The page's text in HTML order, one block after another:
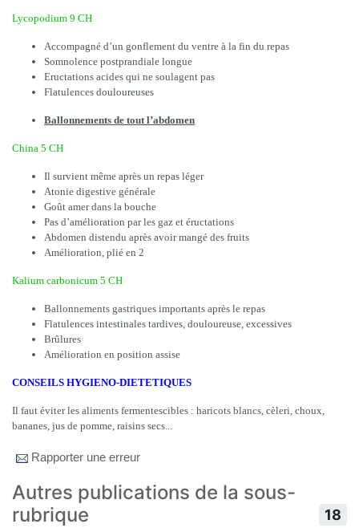
Lycopodium 9 CH
Accompagné d’un gonflement du ventre à la fin du repas
Somnolence postprandiale longue
Eructations acides qui ne soulagent pas
Flatulences douloureuses
Ballonnements de tout l’abdomen
China 5 CH
Il survient même après un repas léger
Atonie digestive générale
Goût amer dans la bouche
Pas d’amélioration par les gaz et éructations
Abdomen distendu après avoir mangé des fruits
Amélioration, plié en 2
Kalium carbonicum 5 CH
Ballonnements gastriques importants après le repas
Flatulences intestinales tardives, douloureuse, excessives
Brûlures
Amélioration en position assise
CONSEILS HYGIENO-DIETETIQUES
Il faut éviter les aliments fermentescibles : haricots blancs, cèleri, choux,
bananes, jus de pomme, raisins secs...
Rapporter une erreur
Autres publications de la sous-
rubrique
18